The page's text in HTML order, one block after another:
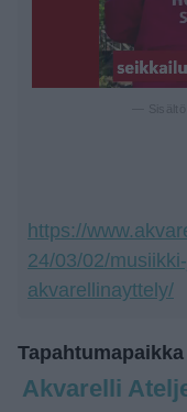
https://
24/03/02/
akvarellinayttely/
Tapahtumapaikka
Akvarelli